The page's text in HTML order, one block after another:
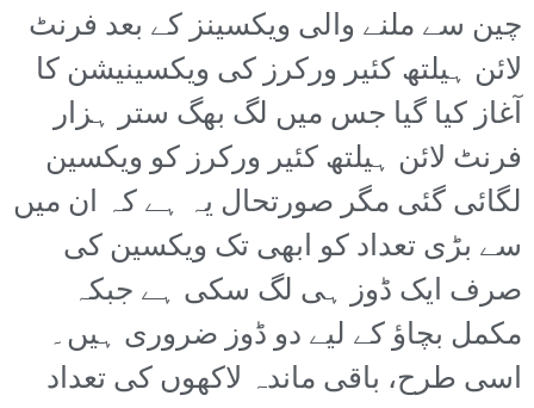
چین سے ملنے والی ویکسینز کے بعد فرنٹ
لائن ہیلتھ کئیر ورکرز کی ویکسینیشن کا
آغاز کیا گیا جس میں لگ بھگ ستر ہزار
فرنٹ لائن ہیلتھ کئیر ورکرز کو ویکسین
لگائی گئی مگر صورتحال یہ ہے کہ ان میں
سے بڑی تعداد کو ابھی تک ویکسین کی
صرف ایک ڈوز ہی لگ سکی ہے جبکہ
مکمل بچاؤ کے لیے دو ڈوز ضروری ہیں۔
اسی طرح، باقی ماندہ لاکھوں کی تعداد